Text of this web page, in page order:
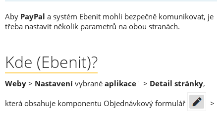
Aby PayPal a systém Ebenit mohli bezpečně komunikovat, je
třeba nastavit několik parametrů na obou stranách.
Kde (Ebenit)?
Weby > Nastavení vybrané aplikace > Detail stránky,
která obsahuje komponentu Objednávkový formulář
>